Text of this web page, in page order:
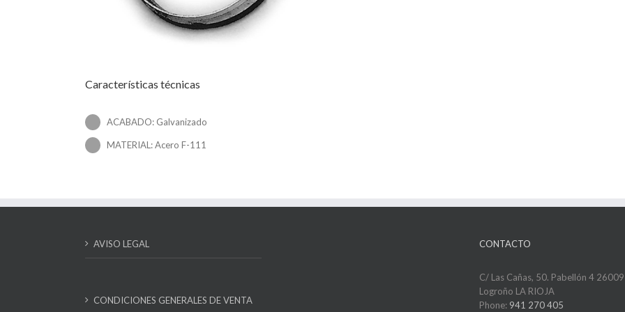
Características técnicas
ACABADO: Galvanizado
MATERIAL: Acero F-111
AVISO LEGAL
CONDICIONES GENERALES DE VENTA
CONTACTO
C/ Las Cañas, 50. Pabellón 4 26009
Logroño LA RIOJA
Phone: 941 270 405